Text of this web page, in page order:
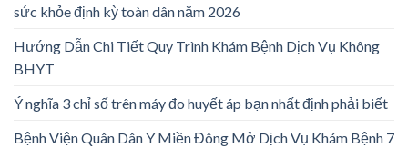
sức khỏe định kỳ toàn dân năm 2026
Hướng Dẫn Chi Tiết Quy Trình Khám Bệnh Dịch Vụ Không
BHYT
Ý nghĩa 3 chỉ số trên máy đo huyết áp bạn nhất định phải biết
Bệnh Viện Quân Dân Y Miền Đông Mở Dịch Vụ Khám Bệnh 7